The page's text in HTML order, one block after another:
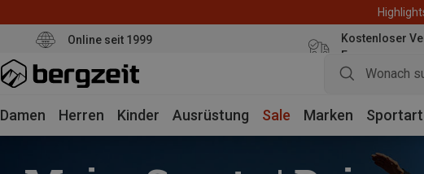
Online seit 1999
Kostenloser
Euro
Damen Herren Kinder Ausrüstung Sale Marken